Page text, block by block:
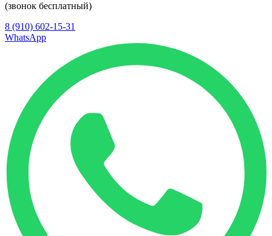
(звонок бесплатный)
8 (910) 602-15-31
WhatsApp